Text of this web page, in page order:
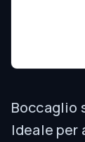
Boccaglio
Ideale per